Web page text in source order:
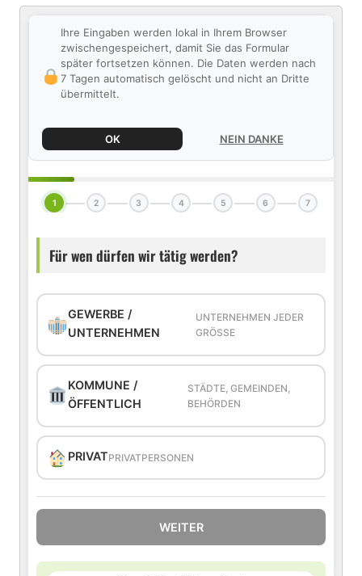
Ihre Eingaben werden lokal in Ihrem Browser
zwischengespeichert, damit Sie das Formular
später fortsetzen können. Die Daten werden nach
7 Tagen automatisch gelöscht und nicht an Dritte
übermittelt.
OK NEIN DANKE
1 2 3 4 5 6 7
Für wen dürfen wir tätig werden?
GEWERBE /
UNTERNEHMEN
UNTERNEHMEN JEDER
GRÖSSE
KOMMUNE /
ÖFFENTLICH
STÄDTE, GEMEINDEN,
BEHÖRDEN
PRIVATPRIVATPERSONEN
WEITER